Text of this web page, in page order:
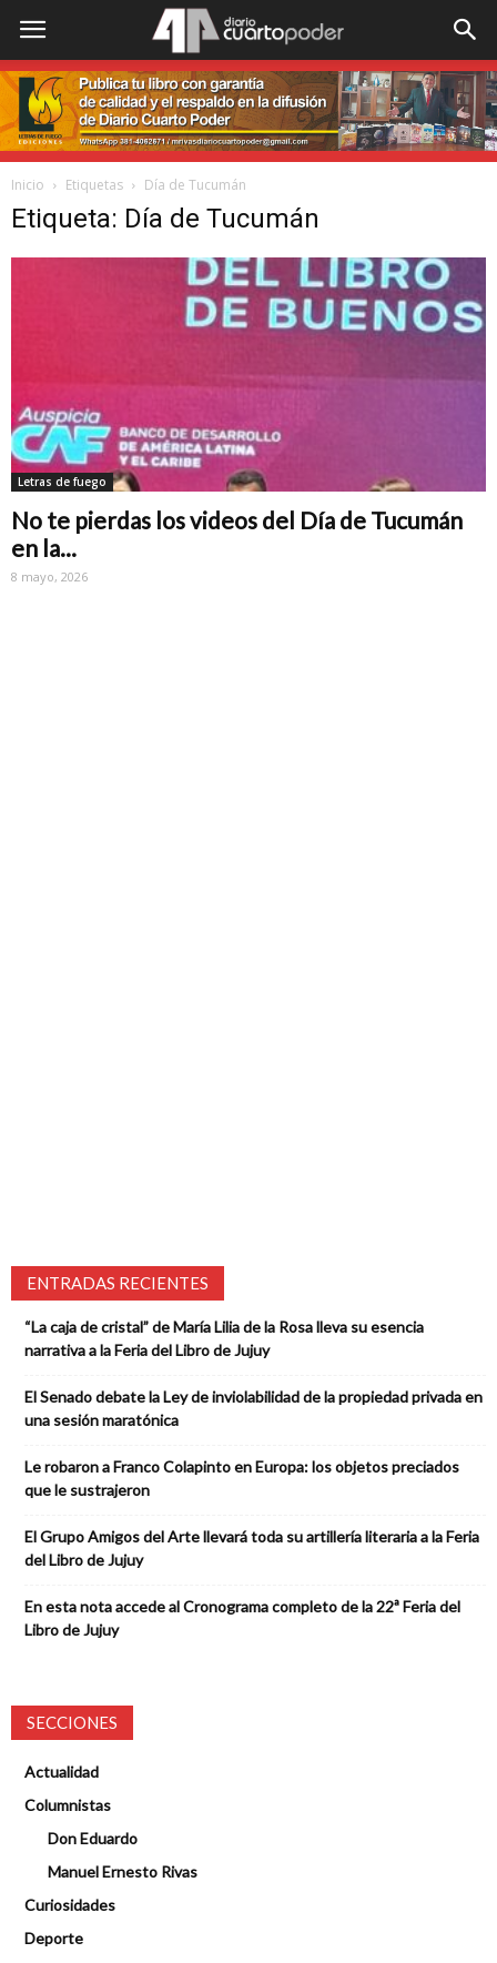
Inicio Etiquetas Día de Tucumán
Etiqueta: Día de Tucumán
Letras de fuego
No te pierdas los videos del Día de Tucumán
en la...
8 mayo, 2026
ENTRADAS RECIENTES
“La caja de cristal” de María Lilia de la Rosa lleva su esencia
narrativa a la Feria del Libro de Jujuy
El Senado debate la Ley de inviolabilidad de la propiedad privada en
una sesión maratónica
Le robaron a Franco Colapinto en Europa: los objetos preciados
que le sustrajeron
El Grupo Amigos del Arte llevará toda su artillería literaria a la Feria
del Libro de Jujuy
En esta nota accede al Cronograma completo de la 22ª Feria del
Libro de Jujuy
SECCIONES
Actualidad
Columnistas
Don Eduardo
Manuel Ernesto Rivas
Curiosidades
Deporte